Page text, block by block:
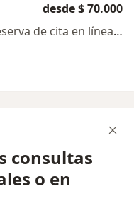
desde $ 70.000
Este especialista no ofrece reserva de cita en línea en esta dirección.
consultas
o en